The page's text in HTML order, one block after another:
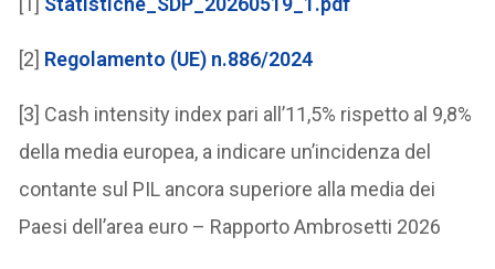
[2] Regolamento (UE) n.886/2024
[3] Cash intensity index pari all’11,5% rispetto al 9,8%
della media europea, a indicare un’incidenza del
contante sul PIL ancora superiore alla media dei
Paesi dell’area euro – Rapporto Ambrosetti 2026